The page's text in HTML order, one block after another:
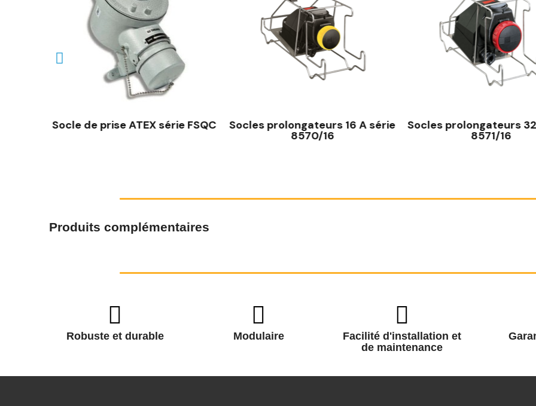
Socle de prise ATEX série FSQC Socles prolongateurs 16 A série
8570/16
Socles prolongateurs
8571/16
Produits complémentaires
Robuste et durable Modulaire
Facilité d'installation et
de maintenance